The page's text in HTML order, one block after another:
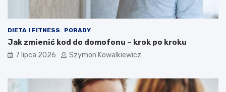
DIETA I FITNESS PORADY
Jak zmienić kod do domofonu – krok po kroku
7 lipca 2026 Szymon Kowalkiewicz